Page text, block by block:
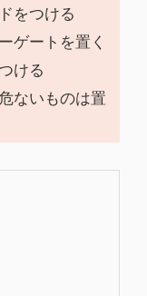
をつける
ゲートを置く
ける
ないものは置